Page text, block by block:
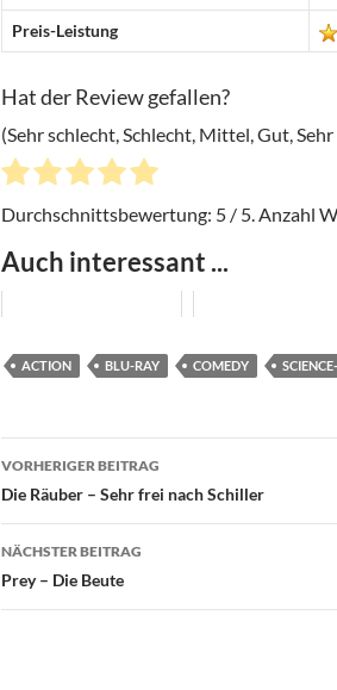
Preis-Leistung
Hat der Review gefallen?
(Sehr schlecht, Schlecht, Mittel, Gut,
Durchschnittsbewertung: 5 / 5. Anzahl
Auch interessant ...
ACTION BLU-RAY COMEDY
Beitragsnavigation
VORHERIGER BEITRAG
Die Räuber – Sehr frei nach Schiller
NÄCHSTER BEITRAG
Prey – Die Beute